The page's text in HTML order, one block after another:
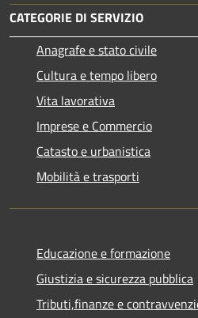
CATEGORIE DI SERVIZIO
Anagrafe e stato civile
Cultura e tempo libero
Vita lavorativa
Imprese e Commercio
Catasto e urbanistica
Mobilità e trasporti
Educazione e formazione
Giustizia e sicurezza pubblica
Tributi,finanze e